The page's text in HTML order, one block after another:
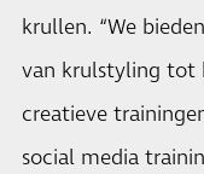
krullen. “We
van krulstyling tot
creatieve
social media